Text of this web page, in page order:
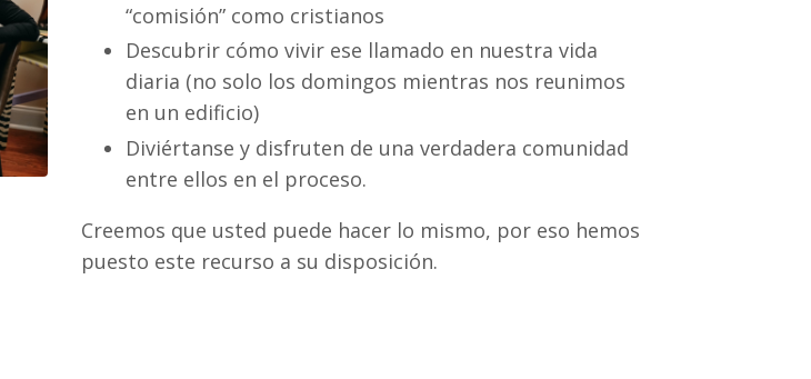
“comisión” como cristianos
Descubrir cómo vivir ese llamado en nuestra vida
diaria (no solo los domingos mientras nos reunimos
en un edificio)
Diviértanse y disfruten de una verdadera comunidad
entre ellos en el proceso.
Creemos que usted puede hacer lo mismo, por eso hemos
puesto este recurso a su disposición.